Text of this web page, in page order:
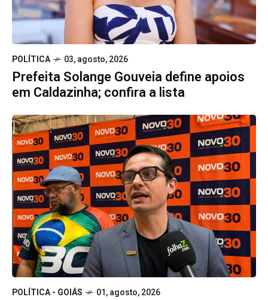
POLÍTICA 03, agosto, 2026
Prefeita Solange Gouveia define apoios
em Caldazinha; confira a lista
POLÍTICA - GOIÁS 01, agosto, 2026